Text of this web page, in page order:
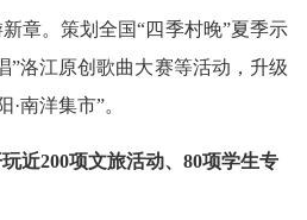
。策划全国“四季村晚”夏季示
”洛江原创歌曲大赛等活动，升级
·南洋集市”。
近200项文旅活动、80项学生专